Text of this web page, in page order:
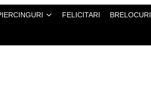
FELICITARI BRELOCURI